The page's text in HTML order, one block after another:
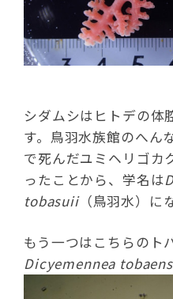
シダムシはヒトデの体
す。鳥羽水族館のへん
で死んだユミヘリゴカ
ったことから、学名は
tobasuii（鳥羽水）に
もう一つはこちらのト
Dicyemennea